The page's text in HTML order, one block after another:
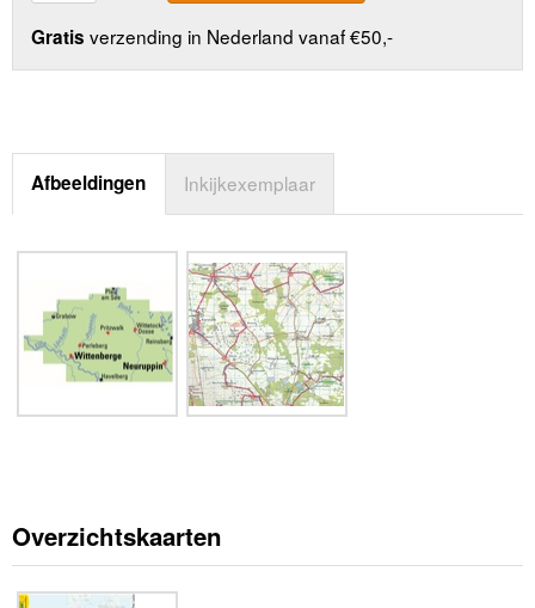
Gratis verzending in Nederland vanaf €50,-
Afbeeldingen Inkijkexemplaar
Overzichtskaarten